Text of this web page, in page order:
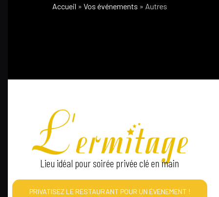
Accueil » Vos événements » Autres
Lieu idéal pour soirée privée clé en main
PRIVATISEZ LE RESTAURANT POUR UN ÉVÉNEMENT !